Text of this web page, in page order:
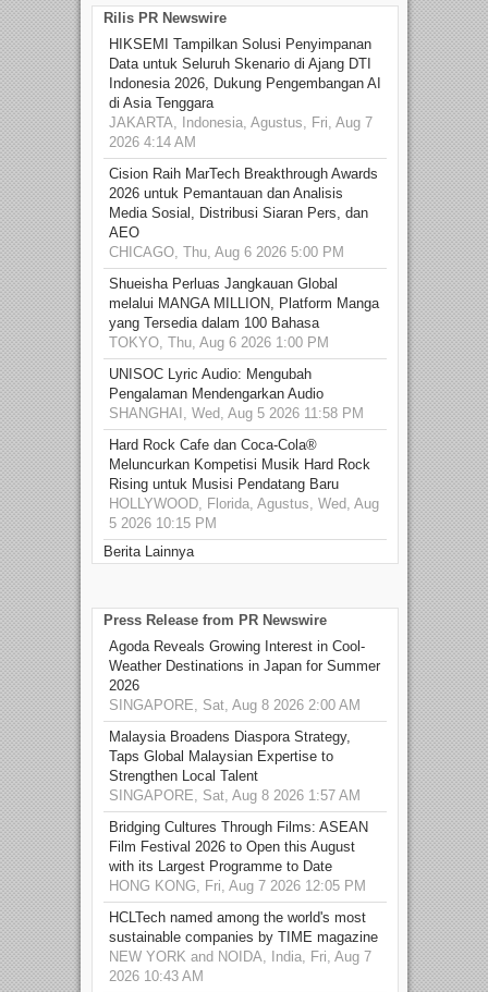
Rilis PR Newswire
HIKSEMI Tampilkan Solusi Penyimpanan
Data untuk Seluruh Skenario di Ajang DTI
Indonesia 2026, Dukung Pengembangan AI
di Asia Tenggara
JAKARTA, Indonesia, Agustus, Fri, Aug 7
2026 4:14 AM
Cision Raih MarTech Breakthrough Awards
2026 untuk Pemantauan dan Analisis
Media Sosial, Distribusi Siaran Pers, dan
AEO
CHICAGO, Thu, Aug 6 2026 5:00 PM
Shueisha Perluas Jangkauan Global
melalui MANGA MILLION, Platform Manga
yang Tersedia dalam 100 Bahasa
TOKYO, Thu, Aug 6 2026 1:00 PM
UNISOC Lyric Audio: Mengubah
Pengalaman Mendengarkan Audio
SHANGHAI, Wed, Aug 5 2026 11:58 PM
Hard Rock Cafe dan Coca-Cola®
Meluncurkan Kompetisi Musik Hard Rock
Rising untuk Musisi Pendatang Baru
HOLLYWOOD, Florida, Agustus, Wed, Aug
5 2026 10:15 PM
Berita Lainnya
Press Release from PR Newswire
Agoda Reveals Growing Interest in Cool-
Weather Destinations in Japan for Summer
2026
SINGAPORE, Sat, Aug 8 2026 2:00 AM
Malaysia Broadens Diaspora Strategy,
Taps Global Malaysian Expertise to
Strengthen Local Talent
SINGAPORE, Sat, Aug 8 2026 1:57 AM
Bridging Cultures Through Films: ASEAN
Film Festival 2026 to Open this August
with its Largest Programme to Date
HONG KONG, Fri, Aug 7 2026 12:05 PM
HCLTech named among the world's most
sustainable companies by TIME magazine
NEW YORK and NOIDA, India, Fri, Aug 7
2026 10:43 AM